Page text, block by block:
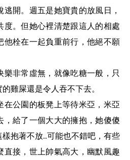
開。週五是她寶貴的放風日，
度。但她心裡清楚跟這人的相處
他栓在一起負重前行，他絕不願
樂非常虛無，就像吃糖一般，只
雞屎還是令人吞不下去。
在公園的板凳上等待米亞，米亞
，給了一個大大的擁抱，她傻傻
抱著不放..可能也不錯吧，有些
直接，世上帥氣高大，幽默風趣